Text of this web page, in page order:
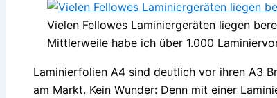
Vielen Fellowes Laminiergeräten liegen
Mittlerweile habe ich über 1.000
Laminierfolien A4 sind deutlich vor ihren A3
am Markt. Kein Wunder: Denn mit einer